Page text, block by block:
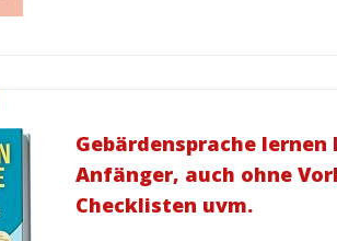
Gebärdensprache
Anfänger, auch ohne
Checklisten uvm.